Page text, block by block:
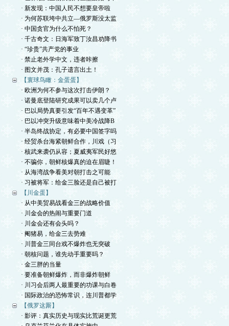
· 新发现：中国人民不想要皇帝啦
· 为何苏联垮中共立—俄罗斯没太监
· 中国贪官为什么不怕死？
· 千古奇文：日海军致丁汝昌劝降书
· “珍贵”共产党的事业
· 禁止老外学中文，违者咔擦
· 图文并茂：孔子遗言出土！
【寰球鸟瞰：金蛋蛋】
· 欧洲为何不参与这次打击伊朗？
· 诺曼底登陆研究成果可以卖几个卢
· 巴以局势真要引发“百年不遇变革”
· 巴以冲突升级意味着中美冷战降B
· 半岛终战协定，有必要中国签字吗
· 经贸杀台海紧朝鲜合作，川戏（习
· 核武来袭仍从容；夏威夷军民好悠
· 不骗你，朝鲜核爆真的迫在眉睫！
· 从海湾战争看美对朝打击之可能
· 习被将军：给金三脸还是自己被打
【川金蛋】
· 从中美贸易战看金三的战略价值
· 川金会的热闹与重要门道
· 川金会还有会头吗？
· 阉猪易，给金三去势难
· 川普金三同台戏不爆炸也无突破
· 朝核问题，谁先动手重要吗？
· 金三胖的当量
· 要准备朝鲜爆炸，而非爆炸朝鲜
· 川习会后两人最重要的功课与白卷
· 国际政治的恐怖常识，连川普都学
【俄罗这厮】
· 影评：真实历史与现实比荒诞更荒